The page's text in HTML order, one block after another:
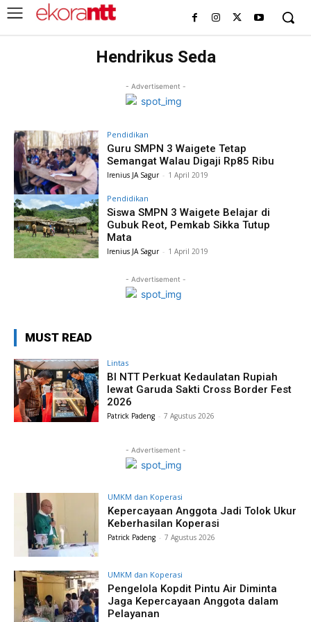
Hendrikus Seda
- Advertisement -
Pendidikan
Guru SMPN 3 Waigete Tetap
Semangat Walau Digaji Rp85 Ribu
Irenius JA Sagur - 1 April 2019
Pendidikan
Siswa SMPN 3 Waigete Belajar di
Gubuk Reot, Pemkab Sikka Tutup
Mata
Irenius JA Sagur - 1 April 2019
- Advertisement -
MUST READ
Lintas
BI NTT Perkuat Kedaulatan Rupiah
lewat Garuda Sakti Cross Border Fest
2026
Patrick Padeng - 7 Agustus 2026
- Advertisement -
UMKM dan Koperasi
Kepercayaan Anggota Jadi Tolok Ukur
Keberhasilan Koperasi
Patrick Padeng - 7 Agustus 2026
UMKM dan Koperasi
Pengelola Kopdit Pintu Air Diminta
Jaga Kepercayaan Anggota dalam
Pelayanan